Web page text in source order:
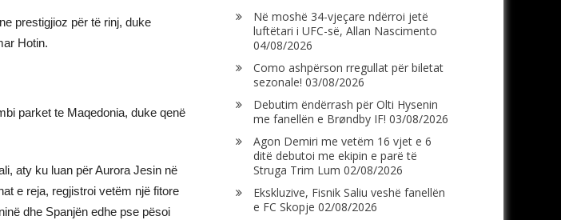
prestigjioz për të rinj, duke
Hotin.
parket te Maqedonia, duke qenë
aty ku luan për Aurora Jesin në
e reja, regjistroi vetëm një fitore
dhe Spanjën edhe pse pësoi
Në moshë 34-vjeçare ndërroi jetë
luftëtari i UFC-së, Allan Nascimento
04/08/2026
Como ashpërson rregullat për biletat
sezonale! 03/08/2026
Debutim ëndërrash për Olti Hysenin
me fanellën e Brøndby IF! 03/08/2026
Agon Demiri me vetëm 16 vjet e 6
ditë debutoi me ekipin e parë të
Struga Trim Lum 02/08/2026
Ekskluzive, Fisnik Saliu veshë fanellën
e FC Skopje 02/08/2026